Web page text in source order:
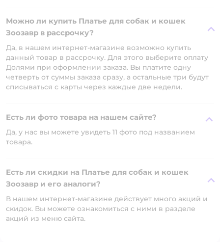
Можно ли купить Платье для собак и кошек
Зоозавр в рассрочку?
Да, в нашем интернет-магазине возможно купить
данный товар в рассрочку. Для этого выберите оплату
Долями при оформлении заказа. Вы платите одну
четверть от суммы заказа сразу, а остальные три будут
списываться с карты через каждые две недели.
Есть ли фото товара на нашем сайте?
Да, у нас вы можете увидеть 11 фото под названием
товара.
Есть ли скидки на Платье для собак и кошек
Зоозавр и его аналоги?
В нашем интернет-магазине действует много акций и
скидок. Вы можете ознакомиться с ними в разделе
акций из меню сайта.